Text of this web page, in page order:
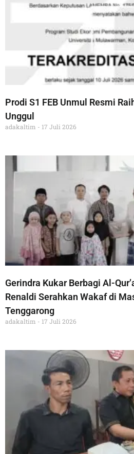
Prodi S1 FEB Unmul Resmi
Unggul
adakaltim 17 Juli 2026
Gerindra Kukar Berbagi Al-
Renaldi Serahkan Wakaf di
Tenggarong
adakaltim 17 Juli 2026